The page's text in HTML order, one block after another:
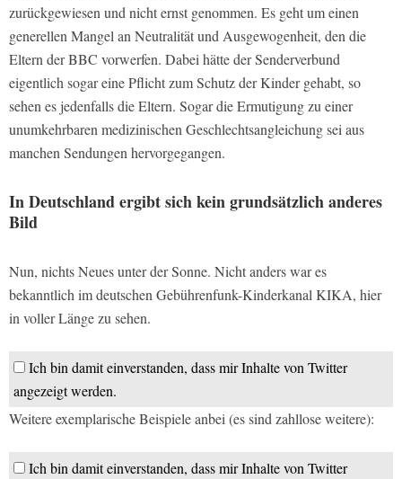
zurückgewiesen und nicht ernst genommen. Es geht um einen
generellen Mangel an Neutralität und Ausgewogenheit, den die
Eltern der BBC vorwerfen. Dabei hätte der Senderverbund
eigentlich sogar eine Pflicht zum Schutz der Kinder gehabt, so
sehen es jedenfalls die Eltern. Sogar die Ermutigung zu einer
unumkehrbaren medizinischen Geschlechtsangleichung sei aus
manchen Sendungen hervorgegangen.
In Deutschland ergibt sich kein grundsätzlich anderes
Bild
Nun, nichts Neues unter der Sonne. Nicht anders war es
bekanntlich im deutschen Gebührenfunk-Kinderkanal KIKA, hier
in voller Länge zu sehen.
Ich bin damit einverstanden, dass mir Inhalte von Twitter
angezeigt werden.
Weitere exemplarische Beispiele anbei (es sind zahllose weitere):
Ich bin damit einverstanden, dass mir Inhalte von Twitter